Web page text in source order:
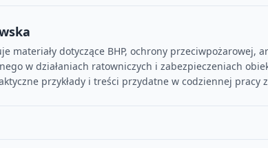
materiały dotyczące BHP, ochrony przeciwpożarowej,
w działaniach ratowniczych i zabezpieczeniach
przykłady i treści przydatne w codziennej pracy